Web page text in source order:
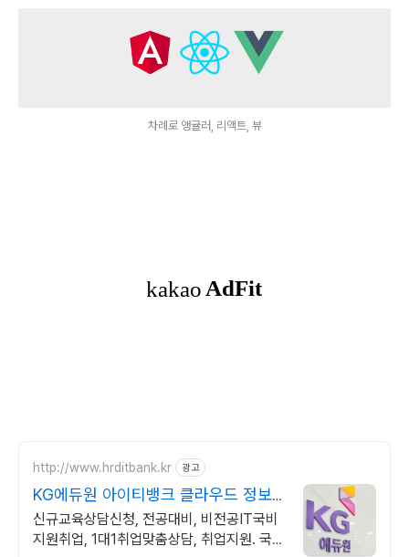
차례로 앵귤러, 리액트, 뷰
http://www.hrditbank.kr 광고
KG에듀원 아이티뱅크 클라우드 정보
보안 취업반
신규교육상담신청, 전공대비, 비전공IT국비
지원취업, 1대1취업맞춤상담, 취업지원. 국비